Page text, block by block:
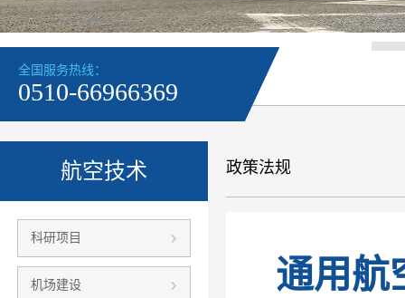
全国服务热线：
0510-66966369
航空技术
科研项目
机场建设
政策法规
通用航